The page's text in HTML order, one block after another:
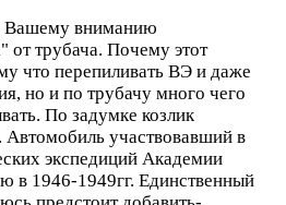
Вашему вниманию
от трубача. Почему этот
что перепиливать ВЭ и даже
но и по трубачу много чего
По задумке козлик
Автомобиль участвовавший в
экспедиций Академии
в 1946-1949гг. Единственный